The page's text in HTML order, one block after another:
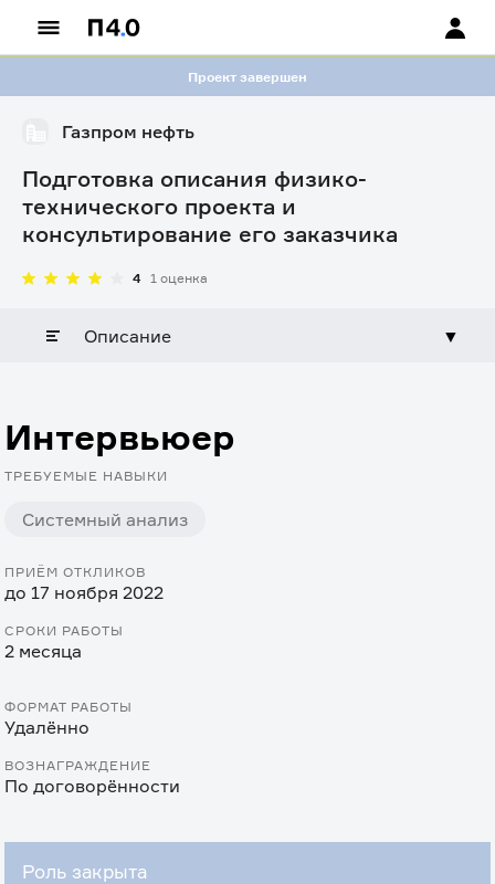
Проект завершен
Газпром нефть
Подготовка описания физико-
технического проекта и
консультирование его заказчика
4 1 оценка
Описание ▼
Интервьюер
ТРЕБУЕМЫЕ НАВЫКИ
Системный анализ
ПРИЁМ ОТКЛИКОВ
до 17 ноября 2022
СРОКИ РАБОТЫ
2 месяца
ФОРМАТ РАБОТЫ
Удалённо
ВОЗНАГРАЖДЕНИЕ
По договорённости
Роль закрыта